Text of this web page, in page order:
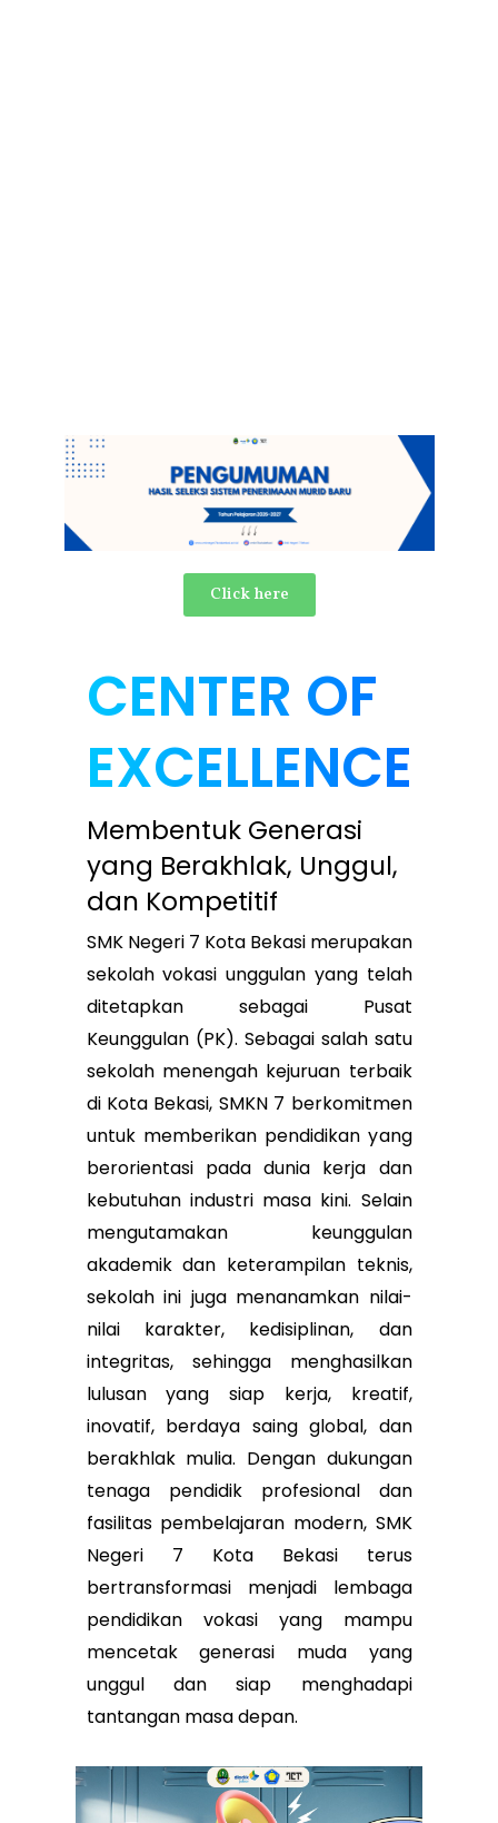
Click here
CENTER OF
EXCELLENCE
Membentuk Generasi
yang Berakhlak, Unggul,
dan Kompetitif
SMK Negeri 7 Kota Bekasi merupakan
sekolah vokasi unggulan yang telah
ditetapkan sebagai Pusat
Keunggulan (PK). Sebagai salah satu
sekolah menengah kejuruan terbaik
di Kota Bekasi, SMKN 7 berkomitmen
untuk memberikan pendidikan yang
berorientasi pada dunia kerja dan
kebutuhan industri masa kini. Selain
mengutamakan keunggulan
akademik dan keterampilan teknis,
sekolah ini juga menanamkan nilai-
nilai karakter, kedisiplinan, dan
integritas, sehingga menghasilkan
lulusan yang siap kerja, kreatif,
inovatif, berdaya saing global, dan
berakhlak mulia. Dengan dukungan
tenaga pendidik profesional dan
fasilitas pembelajaran modern, SMK
Negeri 7 Kota Bekasi terus
bertransformasi menjadi lembaga
pendidikan vokasi yang mampu
mencetak generasi muda yang
unggul dan siap menghadapi
tantangan masa depan.